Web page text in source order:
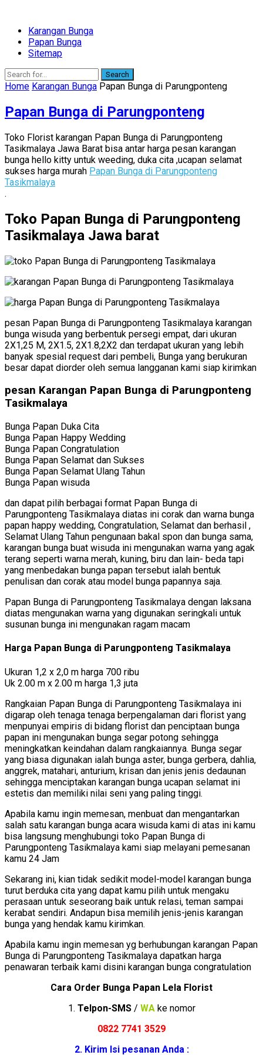
Karangan Bunga
Papan Bunga
Sitemap
Search
Home Karangan Bunga Papan Bunga di Parungponteng
Papan Bunga di Parungponteng
Toko Florist karangan Papan Bunga di Parungponteng
Tasikmalaya Jawa Barat bisa antar harga pesan karangan
bunga hello kitty untuk weeding, duka cita ,ucapan selamat
sukses harga murah Papan Bunga di Parungponteng
Tasikmalaya
.
Toko Papan Bunga di Parungponteng
Tasikmalaya Jawa barat
pesan Papan Bunga di Parungponteng Tasikmalaya karangan
bunga wisuda yang berbentuk persegi empat, dari ukuran
2X1,25 M, 2X1.5, 2X1.8,2X2 dan terdapat ukuran yang lebih
banyak spesial request dari pembeli, Bunga yang berukuran
besar dapat diorder oleh semua langganan kami siap kirimkan
pesan Karangan Papan Bunga di Parungponteng
Tasikmalaya
Bunga Papan Duka Cita
Bunga Papan Happy Wedding
Bunga Papan Congratulation
Bunga Papan Selamat dan Sukses
Bunga Papan Selamat Ulang Tahun
Bunga Papan wisuda
dan dapat pilih berbagai format Papan Bunga di
Parungponteng Tasikmalaya diatas ini corak dan warna bunga
papan happy wedding, Congratulation, Selamat dan berhasil ,
Selamat Ulang Tahun pengunaan bakal spon dan bunga sama,
karangan bunga buat wisuda ini mengunakan warna yang agak
terang seperti warna merah, kuning, biru dan lain- beda tapi
yang menbedakan bunga papan tersebut ialah bentuk
penulisan dan corak atau model bunga papannya saja.
Papan Bunga di Parungponteng Tasikmalaya dengan laksana
diatas mengunakan warna yang digunakan seringkali untuk
susunan bunga ini mengunakan ragam macam
Harga Papan Bunga di Parungponteng Tasikmalaya
Ukuran 1,2 x 2,0 m harga 700 ribu
Uk 2.00 m x 2.00 m harga 1,3 juta
Rangkaian Papan Bunga di Parungponteng Tasikmalaya ini
digarap oleh tenaga tenaga berpengalaman dari florist yang
menpunyai empiris di bidang florist dan penciptaan bunga
papan ini mengunakan bunga segar potong sehingga
meningkatkan keindahan dalam rangkaiannya. Bunga segar
yang biasa digunakan ialah bunga aster, bunga gerbera, dahlia,
anggrek, matahari, anturium, krisan dan jenis jenis dedaunan
sehingga menciptakan karangan bunga ucapan selamat ini
estetis dan memiliki nilai seni yang paling tinggi.
Apabila kamu ingin memesan, menbuat dan mengantarkan
salah satu karangan bunga acara wisuda kami di atas ini kamu
bisa langsung menghubungi toko Papan Bunga di
Parungponteng Tasikmalaya kami siap melayani pemesanan
kamu 24 Jam
Sekarang ini, kian tidak sedikit model-model karangan bunga
turut berduka cita yang dapat kamu pilih untuk mengaku
perasaan untuk seseorang baik untuk relasi, teman sampai
kerabat sendiri. Andapun bisa memilih jenis-jenis karangan
bunga yang hendak kamu kirimkan.
Apabila kamu ingin memesan yg berhubungan karangan Papan
Bunga di Parungponteng Tasikmalaya dapatkan harga
penawaran terbaik kami disini karangan bunga congratulation
Cara Order Bunga Papan Lela Florist
1. Telpon-SMS/ WAke nomor
0822 7741 3529
2. Kirim Isi pesanan Anda :